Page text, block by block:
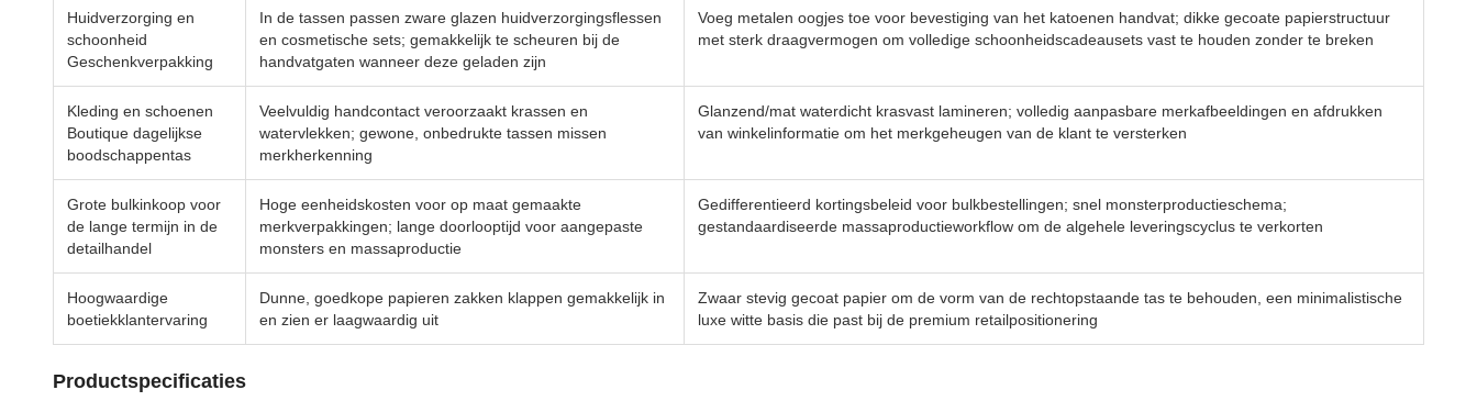
Huidverzorging en
schoonheid
Geschenkverpakking
In de tassen passen zware glazen huidverzorgingsflessen
en cosmetische sets; gemakkelijk te scheuren bij de
handvatgaten wanneer deze geladen zijn
Voeg metalen oogjes toe voor bevestiging van het katoenen handvat; dikke gecoate papierstructuur
met sterk draagvermogen om volledige schoonheidscadeausets vast te houden zonder te breken
Kleding en schoenen
Boutique dagelijkse
boodschappentas
Veelvuldig handcontact veroorzaakt krassen en
watervlekken; gewone, onbedrukte tassen missen
merkherkenning
Glanzend/mat waterdicht krasvast lamineren; volledig aanpasbare merkafbeeldingen en afdrukken
van winkelinformatie om het merkgeheugen van de klant te versterken
Grote bulkinkoop voor
de lange termijn in de
detailhandel
Hoge eenheidskosten voor op maat gemaakte
merkverpakkingen; lange doorlooptijd voor aangepaste
monsters en massaproductie
Gedifferentieerd kortingsbeleid voor bulkbestellingen; snel monsterproductieschema;
gestandaardiseerde massaproductieworkflow om de algehele leveringscyclus te verkorten
Hoogwaardige
boetiekklantervaring
Dunne, goedkope papieren zakken klappen gemakkelijk in
en zien er laagwaardig uit
Zwaar stevig gecoat papier om de vorm van de rechtopstaande tas te behouden, een minimalistische
luxe witte basis die past bij de premium retailpositionering
Productspecificaties